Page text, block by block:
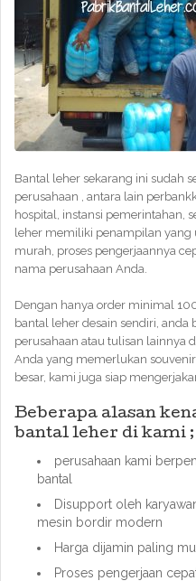
Bantal leher sekarang ini sudah
perusahaan , antara lain
hospital, instansi pemerintahan,
leher memiliki penampilan yang
murah, proses pengerjaannya
nama perusahaan Anda.
Dengan hanya order minimal
bantal leher desain sendiri, anda
perusahaan atau tulisan lainnya
Anda yang memerlukan
besar, kami juga siap
Beberapa alasan
bantal leher di kami ;
perusahaan kami
bantal
Disupport oleh
mesin bordir modern
Harga dijamin paling
Proses pengerjaan